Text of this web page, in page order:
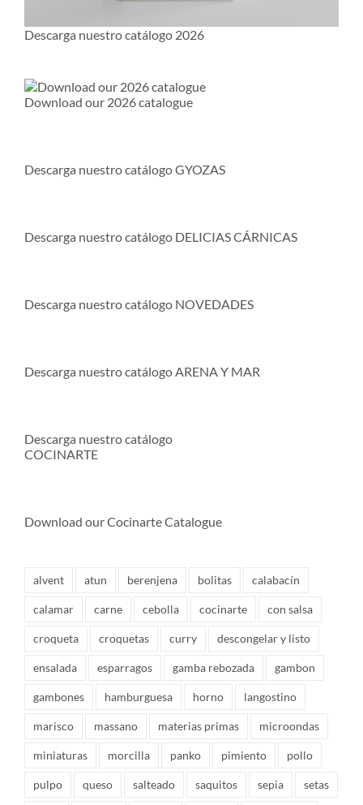
Descarga nuestro catálogo 2026
Download our 2026 catalogue
Descarga nuestro catálogo GYOZAS
Descarga nuestro catálogo DELICIAS CÁRNICAS
Descarga nuestro catálogo NOVEDADES
Descarga nuestro catálogo ARENA Y MAR
Descarga nuestro catálogo
COCINARTE
Download our Cocinarte Catalogue
alvent atun berenjena bolitas calabacín
calamar carne cebolla cocinarte con salsa
croqueta croquetas curry descongelar y listo
ensalada esparragos gamba rebozada gambon
gambones hamburguesa horno langostino
marisco massano materias primas microondas
miniaturas morcilla panko pimiento pollo
pulpo queso salteado saquitos sepia setas